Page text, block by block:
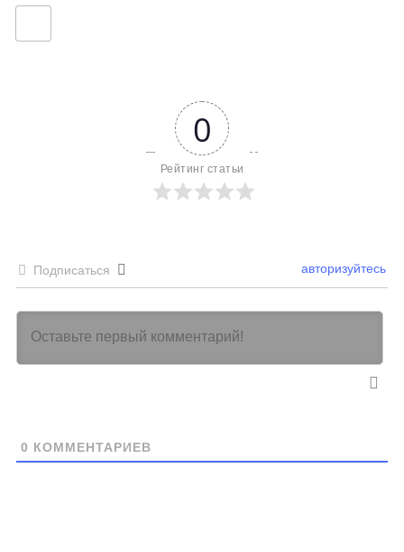
0
Рейтинг статьи
Подписаться авторизуйтесь
0 КОММЕНТАРИЕВ